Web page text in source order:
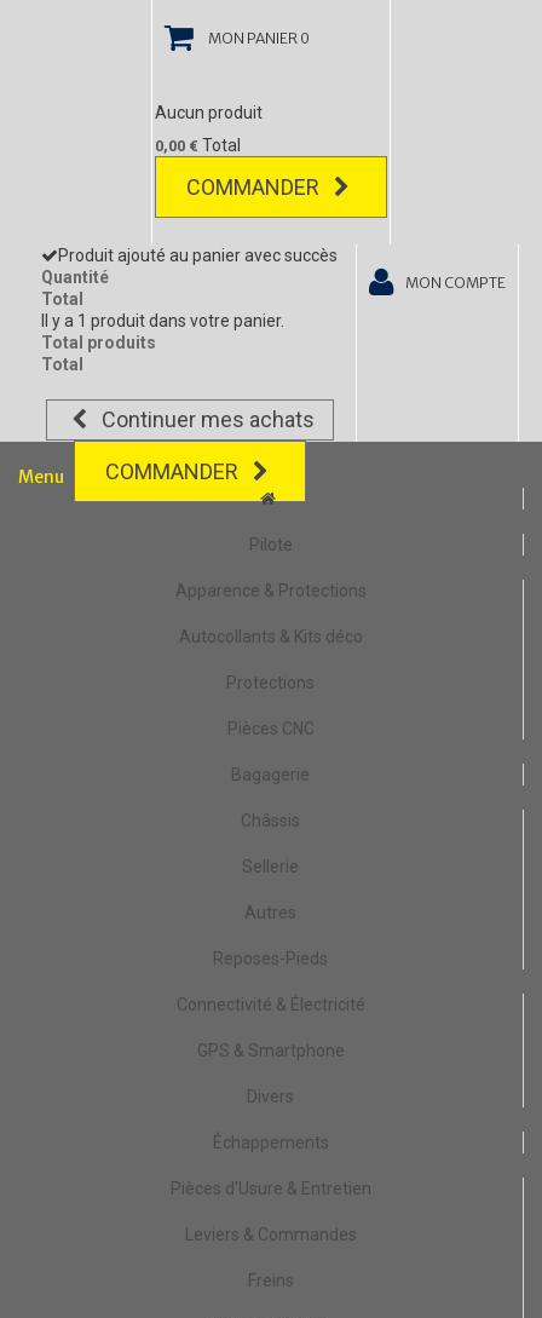
MON PANIER 0
Aucun produit
0,00 € Total
COMMANDER
Produit ajouté au panier avec succès
Quantité
Total
Il y a 1 produit dans votre panier.
Total produits
Total
Continuer mes achats
COMMANDER
MON COMPTE
Menu
Pilote
Apparence & Protections
Autocollants & Kits déco
Protections
Pièces CNC
Bagagerie
Châssis
Sellerie
Autres
Reposes-Pieds
Connectivité & Électricité
GPS & Smartphone
Divers
Échappements
Pièces d'Usure & Entretien
Leviers & Commandes
Freins